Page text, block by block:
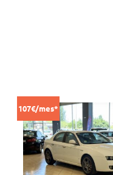
107€/mes*